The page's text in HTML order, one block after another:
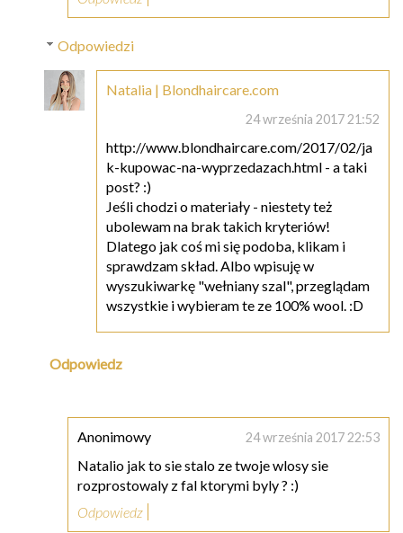
Odpowiedzi
Natalia | Blondhaircare.com
24 września 2017 21:52
http://www.blondhaircare.com/2017/02/ja
k-kupowac-na-wyprzedazach.html - a taki
post? :)
Jeśli chodzi o materiały - niestety też
ubolewam na brak takich kryteriów!
Dlatego jak coś mi się podoba, klikam i
sprawdzam skład. Albo wpisuję w
wyszukiwarkę "wełniany szal", przeglądam
wszystkie i wybieram te ze 100% wool. :D
Odpowiedz
Anonimowy 24 września 2017 22:53
Natalio jak to sie stalo ze twoje wlosy sie
rozprostowaly z fal ktorymi byly ? :)
Odpowiedz